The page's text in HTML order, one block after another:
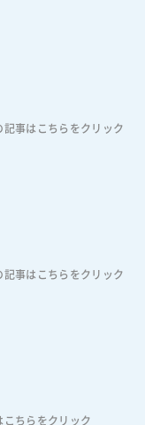
激に上がり過ぎると、
され、反動で血糖値が
。そのため食事をする
る必要があります。以
(血糖値が急上昇したの
す)。 【糖尿病
間をかけて食べる 早
の上昇を招きます。食
際はひと口入れたら箸
こと 野菜類か
になります。また、野
肉類やご飯の量を減ら
菜類から食べてくださ
病による
3食を規則
生じなかった人でも、
発生するという研究結
事はこちらをクリック
事はこちらをクリック
こちらをクリック